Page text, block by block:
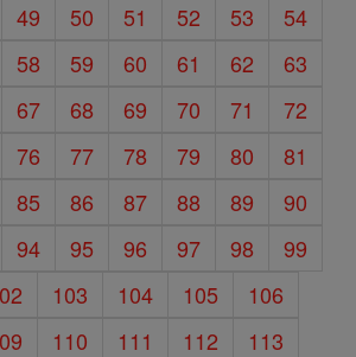
49 50 51 52 53
54
58 59 60 61 62
63
67 68 69 70 71
72
76 77 78 79 80
81
85 86 87 88 89
90
94 95 96 97 98
99
103 104 105
106
110 111 112
113